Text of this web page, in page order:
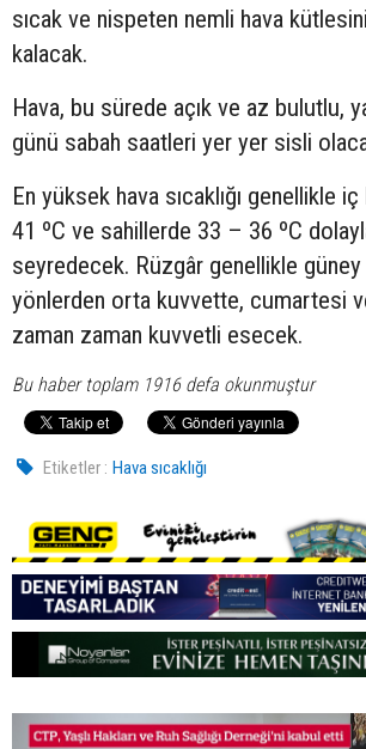
sıcak ve nispeten nemli hava
kalacak.
Hava, bu sürede açık ve az bulutlu,
günü sabah saatleri yer yer sisli
En yüksek hava sıcaklığı genellikle
41 ºC ve sahillerde 33 – 36 ºC
seyredecek. Rüzgâr genellikle güney
yönlerden orta kuvvette, cumartesi
zaman zaman kuvvetli esecek.
Bu haber toplam 1916 defa okunmuştur
Etiketler : Hava sıcaklığı